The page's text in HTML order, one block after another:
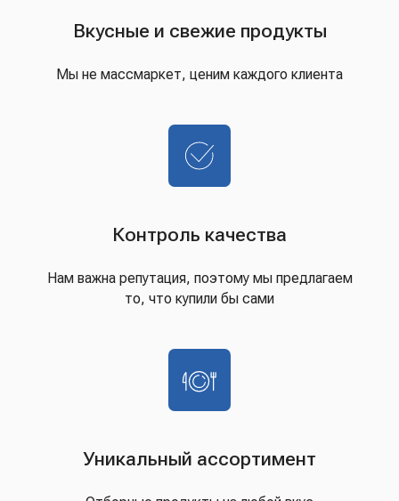
Вкусные и свежие продукты
Мы не массмаркет, ценим каждого клиента
Контроль качества
Нам важна репутация, поэтому мы предлагаем
то, что купили бы сами
Уникальный ассортимент